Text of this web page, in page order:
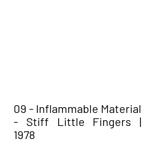
09 - Inflammable Material
- Stiff Little Fingers |
1978